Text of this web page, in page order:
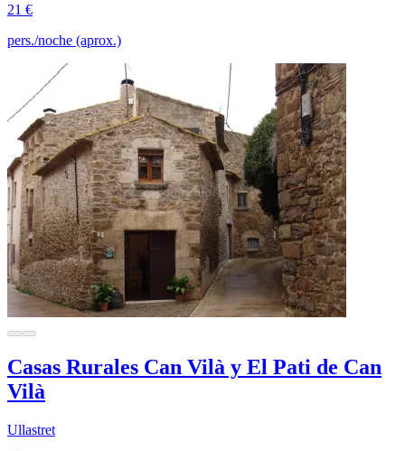
21 €
pers./noche (aprox.)
Casas Rurales Can Vilà y El Pati de Can
Vilà
Ullastret